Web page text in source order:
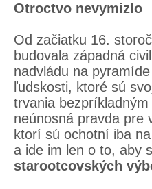
Otroctvo nevymizlo
Od začiatku 16.
budovala západná
nadvládu na
ľudskosti, ktoré sú
trvania
neúnosná pravda pre
ktorí sú ochotní iba
a ide im len o to, aby
starootcovských